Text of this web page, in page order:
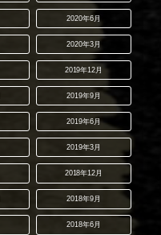
2020年6月
2020年3月
2019年12月
2019年9月
2019年6月
2019年3月
2018年12月
2018年9月
2018年6月